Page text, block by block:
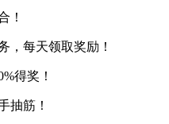
！
，每天领取奖励！
得奖！
抽筋！